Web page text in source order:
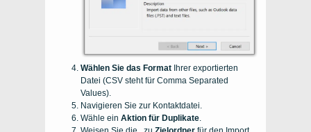
Wählen Sie das Format Ihrer exportierten
Datei (CSV steht für Comma Separated
Values).
Navigieren Sie zur Kontaktdatei.
Wähle ein Aktion für Duplikate